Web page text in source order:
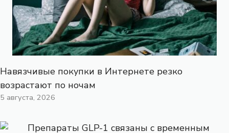
Навязчивые покупки в Интернете резко
возрастают по ночам
5 августа, 2026